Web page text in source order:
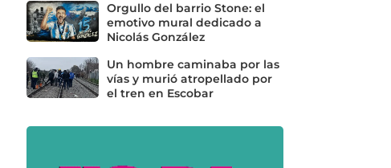
Orgullo del barrio Stone: el
emotivo mural dedicado a
Nicolás González
Un hombre caminaba por las
vías y murió atropellado por
el tren en Escobar